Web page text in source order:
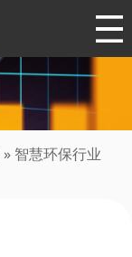
» 智慧环保行业